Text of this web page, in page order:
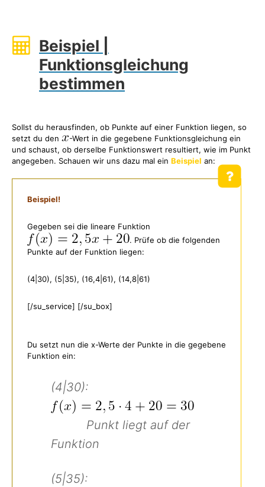
Beispiel |
Funktionsgleichung
bestimmen
Sollst du herausfinden, ob Punkte auf einer Funktion liegen, so
setzt du den
-Wert in die gegebene Funktionsgleichung ein
und schaust, ob derselbe Funktionswert resultiert, wie im Punkt
angegeben. Schauen wir uns dazu mal ein Beispiel an:
Beispiel!
Gegeben sei die lineare Funktion
. Prüfe ob die folgenden
Punkte auf der Funktion liegen:
(4|30), (5|35), (16,4|61), (14,8|61)
[/su_service] [/su_box]
Du setzt nun die x-Werte der Punkte in die gegebene
Funktion ein:
(4|30):
Punkt liegt auf der
Funktion
(5|35):